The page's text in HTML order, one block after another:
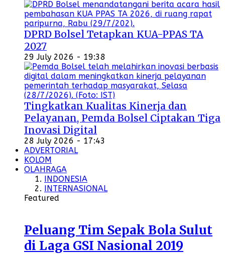
DPRD Bolsel Tetapkan KUA-PPAS TA
2027
29 July 2026 - 19:38
Tingkatkan Kualitas Kinerja dan
Pelayanan, Pemda Bolsel Ciptakan Tiga
Inovasi Digital
28 July 2026 - 17:43
ADVERTORIAL
KOLOM
OLAHRAGA
INDONESIA
INTERNASIONAL
Featured
Peluang Tim Sepak Bola Sulut
di Laga GSI Nasional 2019